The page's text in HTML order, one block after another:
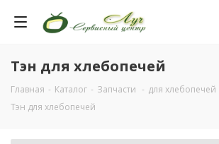
Тэн для хлебопечей
Главная - Каталог - Запчасти - для хлебопечей
Тэн для хлебопечей